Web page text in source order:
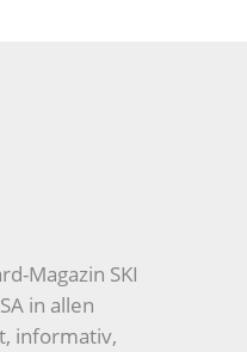
Magazin SKI
in allen
informativ,